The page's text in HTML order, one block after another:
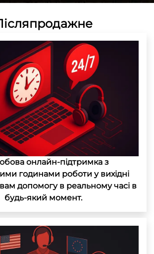
онлайн-підтримка з
годинами роботи у вихідні
допомогу в реальному часі в
будь-який момент.